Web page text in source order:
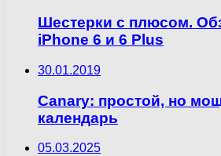
Шестерки с плюсом.
iPhone 6 и 6 Plus
30.01.2019
Canary: простой, но
календарь
05.03.2025